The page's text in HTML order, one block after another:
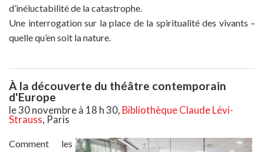
d’inéluctabilité de la catastrophe.
Une interrogation sur la place de la spiritualité des vivants –
quelle qu’en soit la nature.
À la découverte du théâtre contemporain
d'Europe
le 30 novembre à 18 h 30, Bibliothèque Claude Lévi-
Strauss, Paris
Comment les